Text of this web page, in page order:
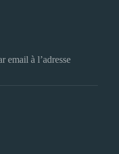
email à l’adresse